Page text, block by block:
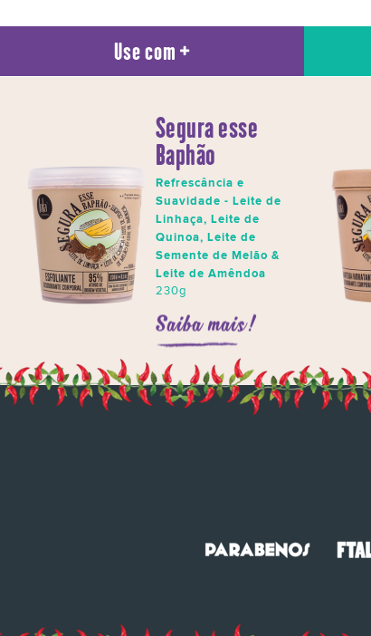
Use com
Segura esse
Baphão
Refrescância e
Suavidade - Leite de
Linhaça, Leite de
Quinoa, Leite de
Semente de Melão &
Leite de Amêndoa
230g
Saiba mais!